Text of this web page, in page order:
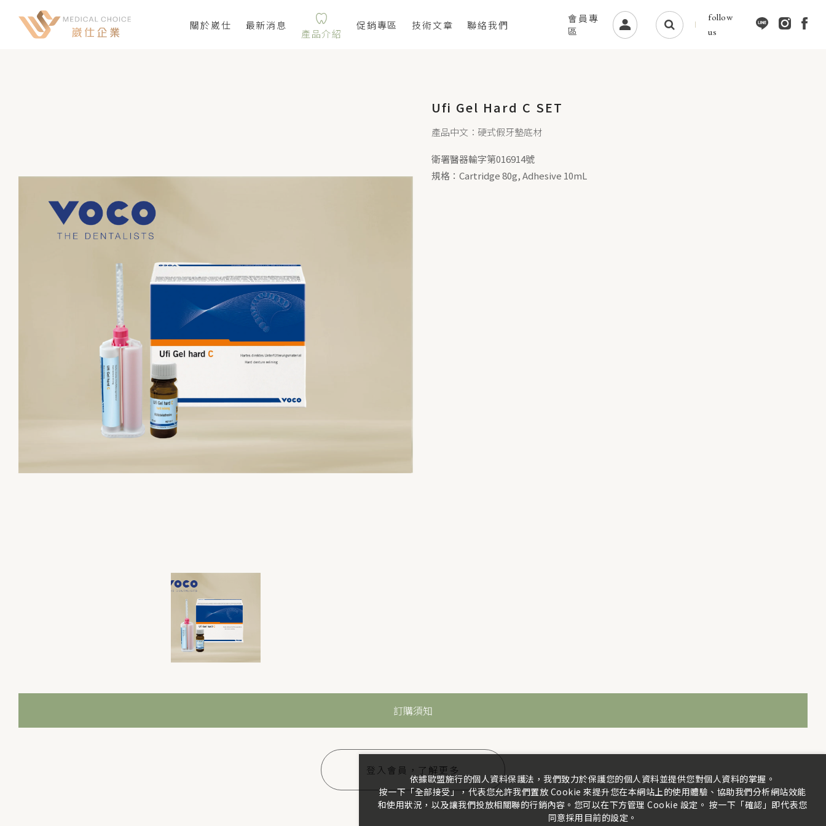
關於崴仕 最新消息
產品介紹
促銷專區 技術文章 聯絡我們
會員專
區
follow
us
Ufi Gel Hard C SET
產品中文：硬式假牙墊底材
衛署醫器輸字第016914號
規格：Cartridge 80g, Adhesive 10mL
訂購須知
登入會員，了解更多
依據歐盟施行的個人資料保護法，我們致力於保護您的個人資料並提供您對個人資料的掌握。
按一下「全部接受」，代表您允許我們置放 Cookie 來提升您在本網站上的使用體驗、協助我們分析網站效能
和使用狀況，以及讓我們投放相關聯的行銷內容。您可以在下方管理 Cookie 設定。 按一下「確認」即代表您
同意採用目前的設定。